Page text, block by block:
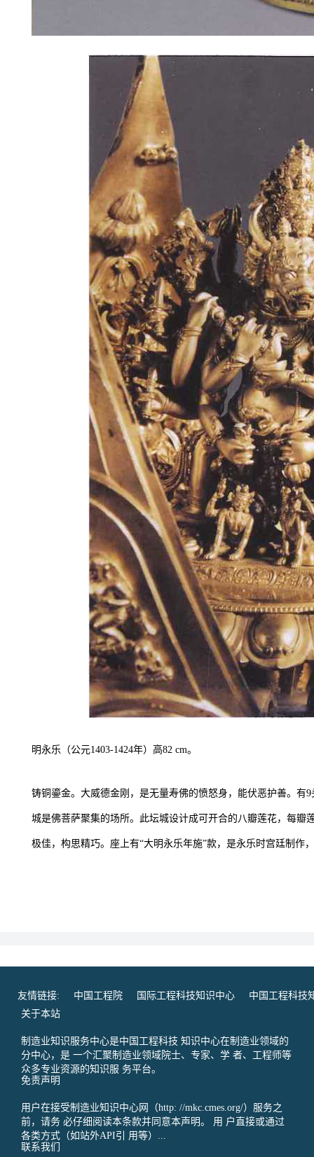
明永乐（公元1403-1424年）高82 cm。
铸铜鎏金。大威德金刚，是无量寿佛的愤怒身，能伏恶护善。有
城是佛菩萨聚集的场所。此坛城设计成可开合的八瓣莲花，每
极佳，构思精巧。座上有“大明永乐年施”款，是永乐时宫廷制作
友情链接: 中国工程院 国际工程科技知识中心
中国工程科技
关于本站
制造业知识服务中心是中国工程科技 知识中心在制造业领域的
分中心，是 一个汇聚制造业领域院士、专家、学 者、工程师等
众多专业资源的知识服 务平台。
免责声明
用户在接受制造业知识中心网（http: //mkc.cmes.org/）服务之
前，请务 必仔细阅读本条款并同意本声明。 用 户直接或通过
各类方式（如站外API引 用等）...
联系我们